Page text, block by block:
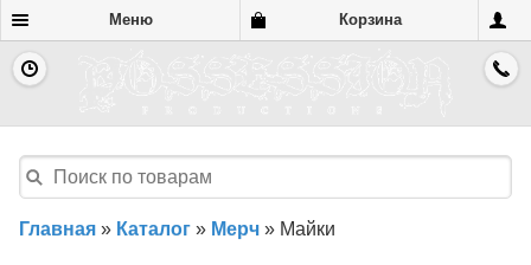
Меню Корзина
Главная » Каталог » Мерч » Майки